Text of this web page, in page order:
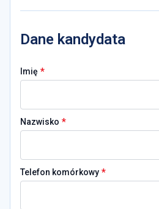
Dane kandydata
Imię *
Nazwisko *
Telefon komórkowy *